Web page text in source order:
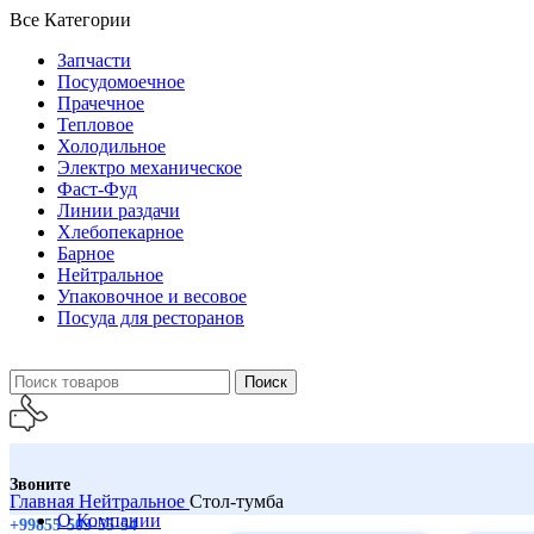
Все Категории
Запчасти
Посудомоечное
Прачечное
Тепловое
Холодильное
Электро механическое
Фаст-Фуд
Линии раздачи
Хлебопекарное
Барное
Нейтральное
Упаковочное и весовое
Посуда для ресторанов
Поиск
Звоните
+99855-503-55-54
О Компании
Главная Нейтральное Стол-тумба